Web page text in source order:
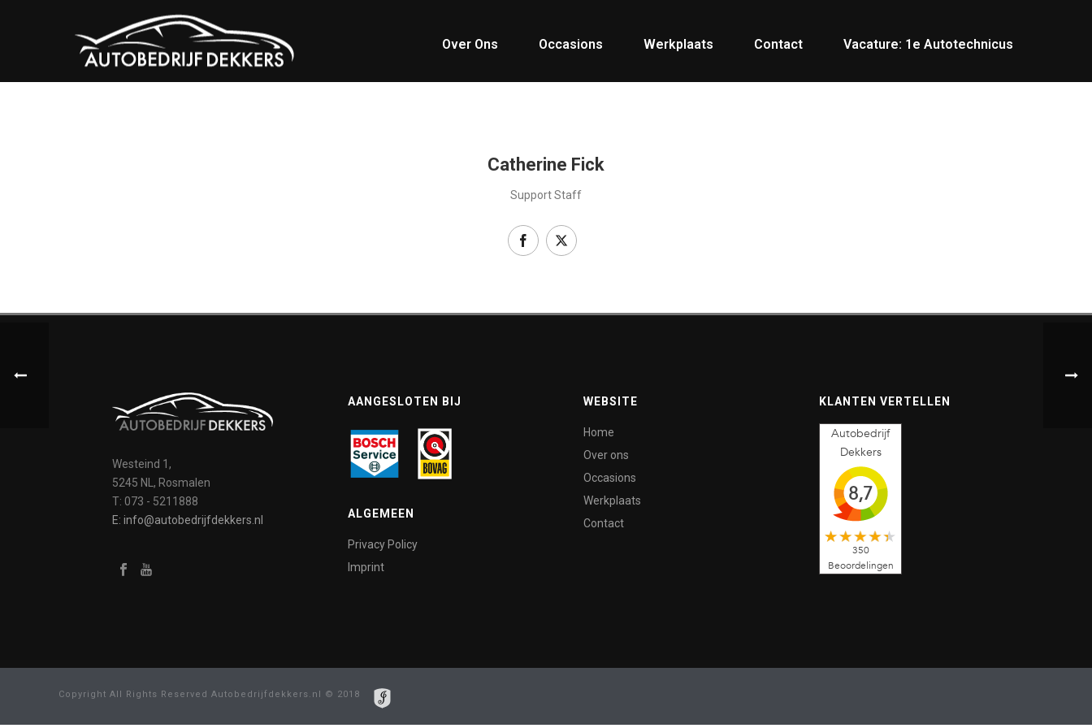
Over Ons Occasions Werkplaats Contact Vacature: 1e Autotechnicus
Catherine Fick
Support Staff
Westeind 1,
5245 NL, Rosmalen
T: 073 - 5211888
E: info@autobedrijfdekkers.nl
AANGESLOTEN BIJ
ALGEMEEN
Privacy Policy
Imprint
WEBSITE
Home
Over ons
Occasions
Werkplaats
Contact
KLANTEN VERTELLEN
Autobedrijf
Dekkers
8,7
350
Beoordelingen
Copyright All Rights Reserved Autobedrijfdekkers.nl © 2018